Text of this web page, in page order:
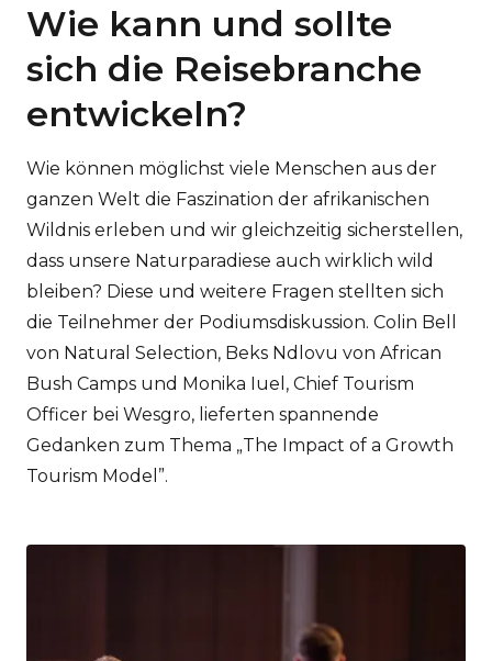
Wie kann und sollte
sich die Reisebranche
entwickeln?
Wie können möglichst viele Menschen aus der
ganzen Welt die Faszination der afrikanischen
Wildnis erleben und wir gleichzeitig sicherstellen,
dass unsere Naturparadiese auch wirklich wild
bleiben? Diese und weitere Fragen stellten sich
die Teilnehmer der Podiumsdiskussion. Colin Bell
von Natural Selection, Beks Ndlovu von African
Bush Camps und Monika Iuel, Chief Tourism
Officer bei Wesgro, lieferten spannende
Gedanken zum Thema „The Impact of a Growth
Tourism Model”.